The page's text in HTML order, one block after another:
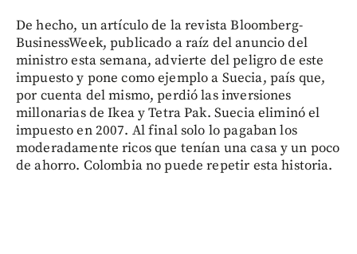
De hecho, un artículo de la revista Bloomberg-
BusinessWeek, publicado a raíz del anuncio del
ministro esta semana, advierte del peligro de este
impuesto y pone como ejemplo a Suecia, país que,
por cuenta del mismo, perdió las inversiones
millonarias de Ikea y Tetra Pak. Suecia eliminó el
impuesto en 2007. Al final solo lo pagaban los
moderadamente ricos que tenían una casa y un poco
de ahorro. Colombia no puede repetir esta historia.